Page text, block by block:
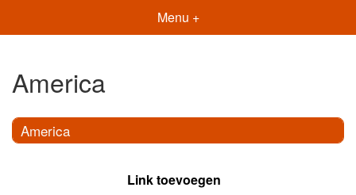
Menu +
America
America
Link toevoegen